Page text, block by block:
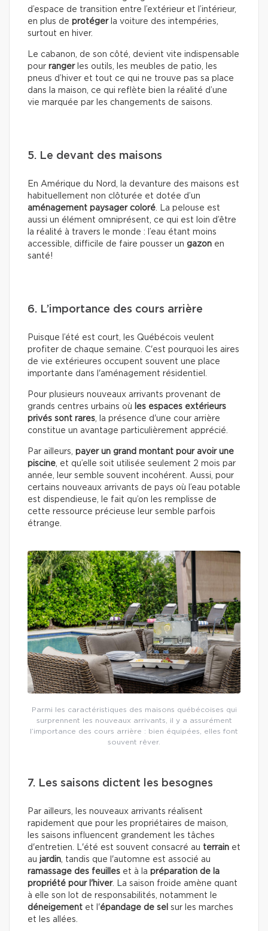
d’espace de transition entre l’extérieur et l’intérieur,
en plus de protégerla voiture des intempéries,
surtout en hiver.
Le cabanon, de son côté, devient vite indispensable
pour rangerles outils, les meubles de patio, les
pneus d’hiver et tout ce qui ne trouve pas sa place
dans la maison, ce qui reflète bien la réalité d’une
vie marquée par les changements de saisons.
5. Le devant des maisons
En Amérique du Nord, la devanture des maisons est
habituellement non clôturée et dotée d’un
aménagement paysager coloré. La pelouse est
aussi un élément omniprésent, ce qui est loin d’être
la réalité à travers le monde : l’eau étant moins
accessible, difficile de faire pousser un gazon en
santé!
6. L’importance des cours arrière
Puisque l’été est court, les Québécois veulent
profiter de chaque semaine. C'est pourquoi les aires
de vie extérieures occupent souvent une place
importante dans l'aménagement résidentiel.
Pour plusieurs nouveaux arrivants provenant de
grands centres urbains où
les espaces extérieurs
privés sont rares, la présence d'une cour arrière
constitue un avantage particulièrement apprécié.
Par ailleurs, payer un grand montant pour avoir une
piscine, et qu’elle soit utilisée seulement 2 mois par
année, leur semble souvent incohérent. Aussi, pour
certains nouveaux arrivants de pays où l’eau potable
est dispendieuse, le fait qu’on les remplisse de
cette ressource précieuse leur semble parfois
étrange.
Parmi les caractéristiques des maisons québécoises qui
surprennent les nouveaux arrivants, il y a assurément
l’importance des cours arrière : bien équipées, elles font
souvent rêver.
7. Les saisons dictent les besognes
Par ailleurs, les nouveaux arrivants réalisent
rapidement que pour les propriétaires de maison,
les saisons influencent grandement les tâches
d'entretien. L'été est souvent consacré au terrain et
au jardin, tandis que l'automne est associé au
ramassage des feuilles et à la préparation de la
propriété pour l'hiver. La saison froide amène quant
à elle son lot de responsabilités, notamment le
déneigement et l'épandage de sel sur les marches
et les allées.